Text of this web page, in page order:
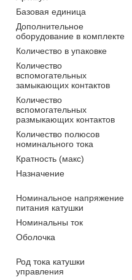
Базовая единица
Дополнительное
оборудование в комплекте
Количество в упаковке
Количество
вспомогательных
замыкающих контактов
Количество
вспомогательных
размыкающих контактов
Количество полюсов
номинального тока
Кратность (макс)
Назначение
Номинальное напряжение
питания катушки
Номинальны ток
Оболочка
Род тока катушки
управления